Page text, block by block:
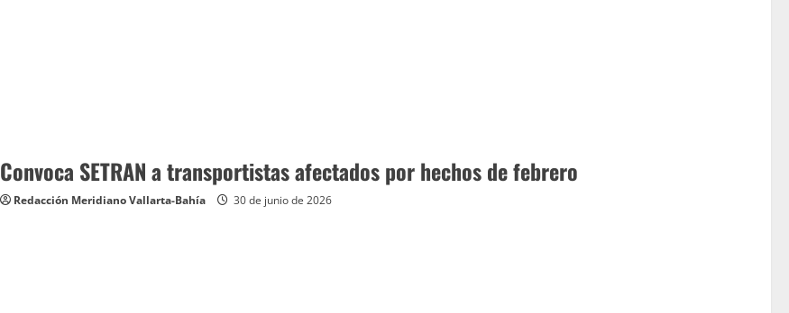
Convoca SETRAN a transportistas afectados por hechos de febrero
Redacción Meridiano Vallarta-Bahía 30 de junio de 2026